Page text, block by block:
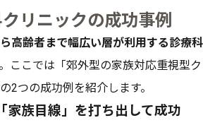
リニックの成功事例
高齢者まで幅広い層が利用する診療科
ここでは「郊外型の家族対応重視型
2つの成功例を紹介します。
家族目線」を打ち出して成功